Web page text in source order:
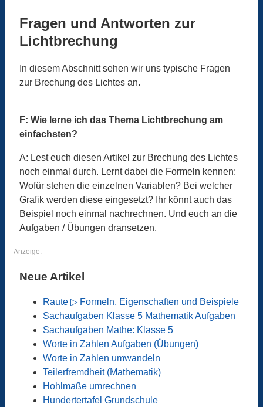
Fragen und Antworten zur
Lichtbrechung
In diesem Abschnitt sehen wir uns typische Fragen
zur Brechung des Lichtes an.
F: Wie lerne ich das Thema Lichtbrechung am
einfachsten?
A: Lest euch diesen Artikel zur Brechung des Lichtes
noch einmal durch. Lernt dabei die Formeln kennen:
Wofür stehen die einzelnen Variablen? Bei welcher
Grafik werden diese eingesetzt? Ihr könnt auch das
Beispiel noch einmal nachrechnen. Und euch an die
Aufgaben / Übungen dransetzen.
Anzeige:
Neue Artikel
Raute ▷ Formeln, Eigenschaften und Beispiele
Sachaufgaben Klasse 5 Mathematik Aufgaben
Sachaufgaben Mathe: Klasse 5
Worte in Zahlen Aufgaben (Übungen)
Worte in Zahlen umwandeln
Teilerfremdheit (Mathematik)
Hohlmaße umrechnen
Hundertertafel Grundschule